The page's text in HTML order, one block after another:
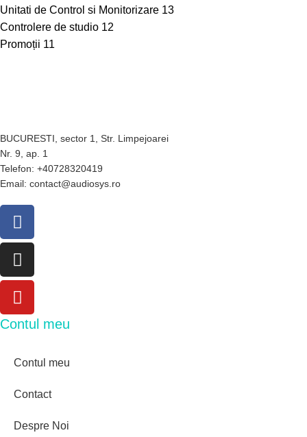
Unitati de Control si Monitorizare 13
Controlere de studio 12
Promoții 11
BUCURESTI, sector 1, Str. Limpejoarei
Nr. 9, ap. 1
Telefon: +40728320419
Email: contact@audiosys.ro
Contul meu
Contul meu
Contact
Despre Noi